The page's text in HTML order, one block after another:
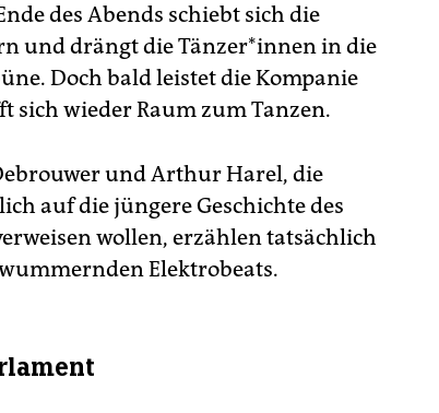
des Abends schiebt sich die
und drängt die Tänzer*innen in die
Doch bald leistet die Kompanie
sich wieder Raum zum Tanzen.
und Arthur Harel, die
auf die jüngere Geschichte des
wollen, erzählen tatsächlich
Elektrobeats.